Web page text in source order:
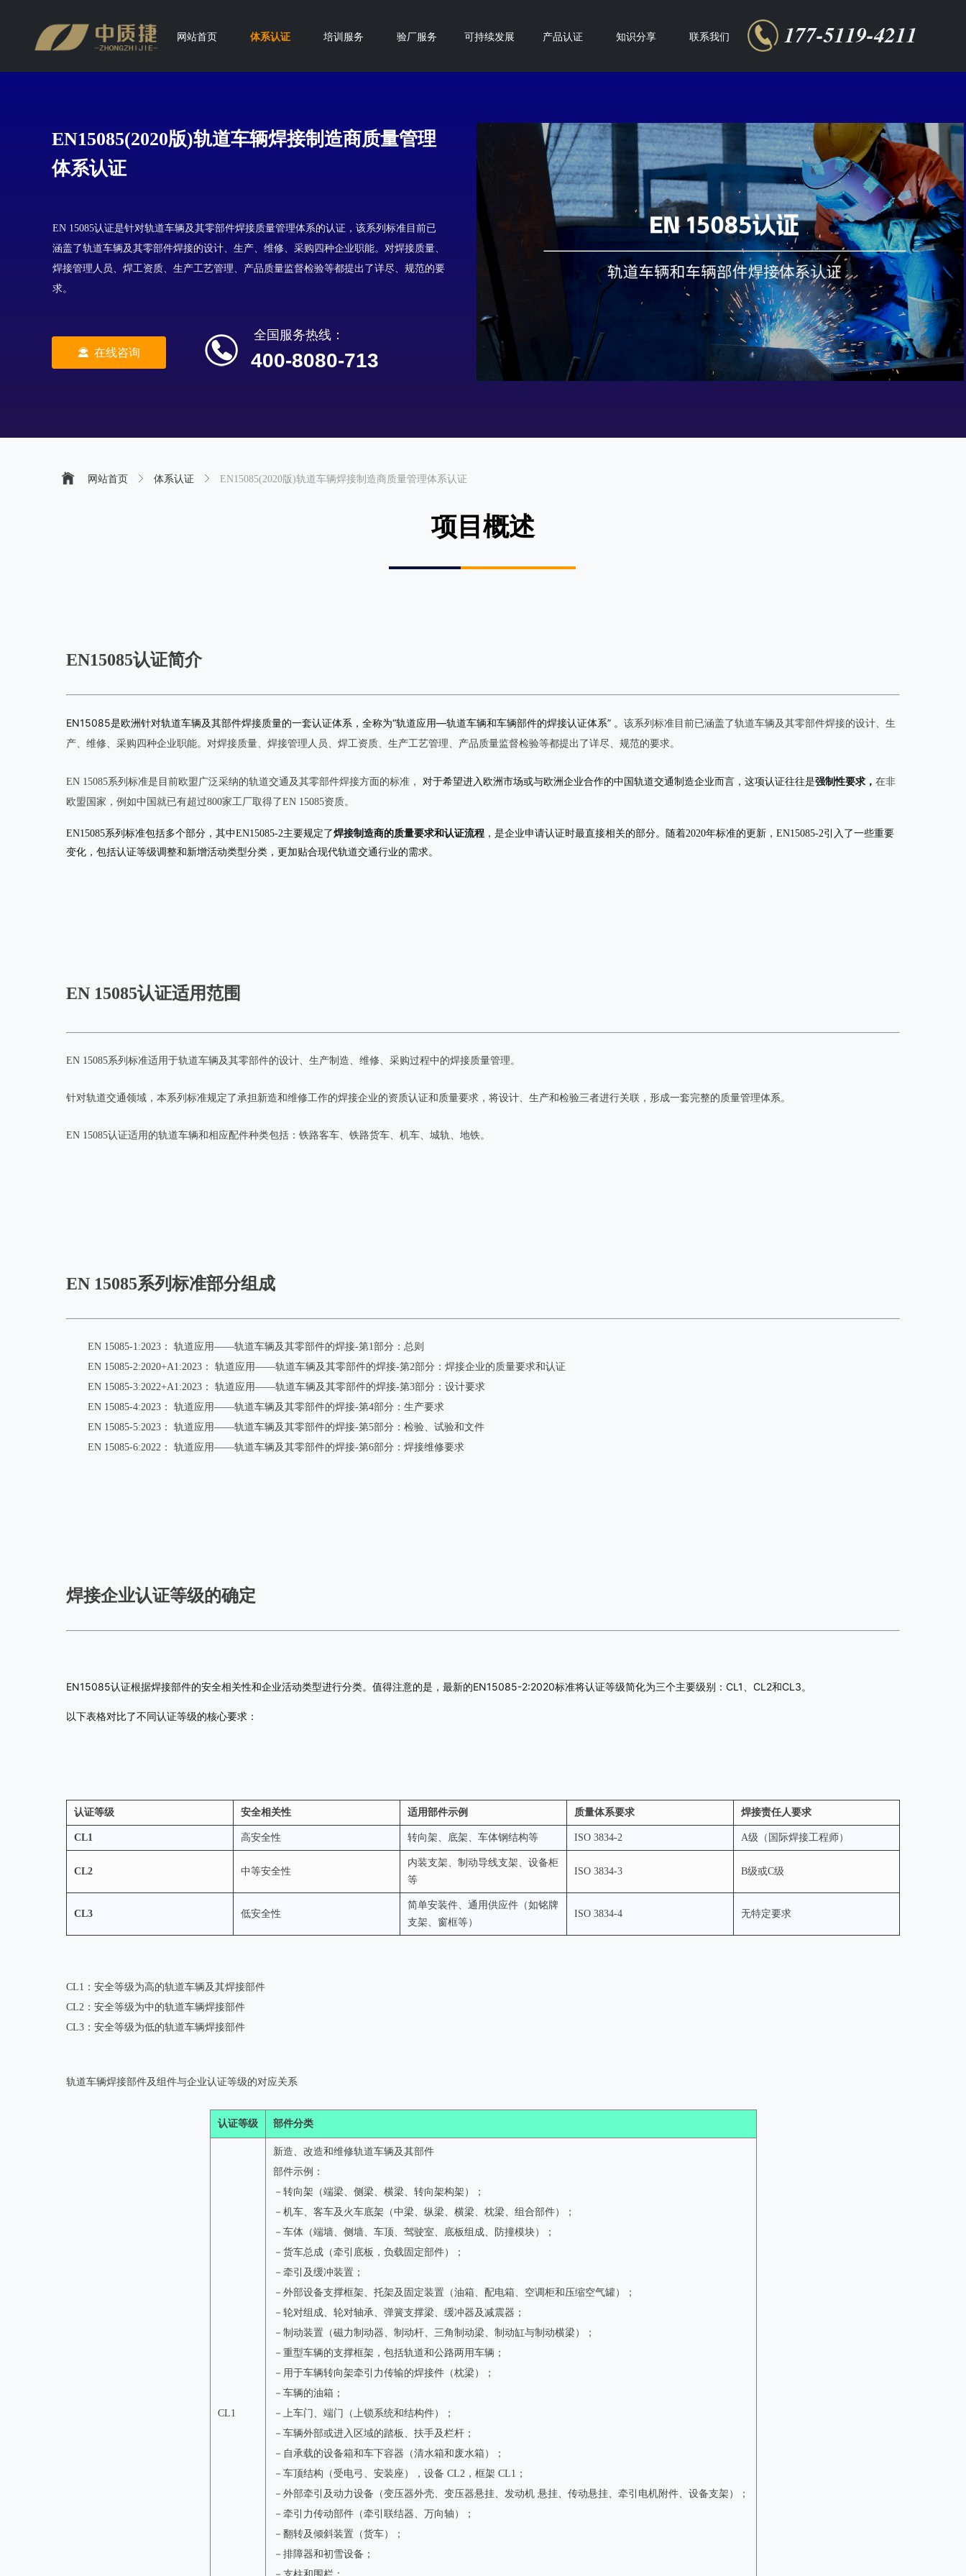
177-5119-4211
网站首页 体系认证 培训服务 验厂服务 可持续发展 产品认证 知识分享 联系我们
网站首页 ꁕ 体系认证 ꁕ EN15085(2020版)轨道车辆焊接制造商质量管理体系认证
EN15085认证简介
EN15085是欧洲针对轨道车辆及其部件焊接质量的一套认证体系，全称为“轨道应用—轨道车辆和车辆部件的焊接认证体系” 。 该系列标准目前已涵盖了轨道车辆及其零部件焊接的设计、生
产、维修、采购四种企业职能。对焊接质量、焊接管理人员、焊工资质、生产工艺管理、产品质量监督检验等都提出了详尽、规范的要求。
EN 15085系列标准是目前欧盟广泛采纳的轨道交通及其零部件焊接方面的标准， 对于希望进入欧洲市场或与欧洲企业合作的中国轨道交通制造企业而言，这项认证往往是强制性要求， 在非
欧盟国家，例如中国就已有超过800家工厂取得了EN 15085资质。
EN15085系列标准包括多个部分，其中EN15085-2主要规定了焊接制造商的质量要求和认证流程 ，是企业申请认证时最直接相关的部分。随着2020年标准的更新，EN15085-2引入了一些重要
变化，包括认证等级调整和新增活动类型分类，更加贴合现代轨道交通行业的需求。
EN 15085认证适用范围
EN 15085系列标准适用于轨道车辆及其零部件的设计、生产制造、维修、采购过程中的焊接质量管理。
针对轨道交通领域，本系列标准规定了承担新造和维修工作的焊接企业的资质认证和质量要求，将设计、生产和检验三者进行关联，形成一套完整的质量管理体系。
EN 15085认证适用的轨道车辆和相应配件种类包括：铁路客车、铁路货车、机车、城轨、地铁。
EN 15085系列标准部分组成
EN 15085-1:2023： 轨道应用——轨道车辆及其零部件的焊接-第1部分：总则
EN 15085-2:2020+A1:2023： 轨道应用——轨道车辆及其零部件的焊接-第2部分：焊接企业的质量要求和认证
EN 15085-3:2022+A1:2023： 轨道应用——轨道车辆及其零部件的焊接-第3部分：设计要求
EN 15085-4:2023： 轨道应用——轨道车辆及其零部件的焊接-第4部分：生产要求
EN 15085-5:2023： 轨道应用——轨道车辆及其零部件的焊接-第5部分：检验、试验和文件
EN 15085-6:2022： 轨道应用——轨道车辆及其零部件的焊接-第6部分：焊接维修要求
焊接企业认证等级的确定
EN15085认证根据焊接部件的安全相关性和企业活动类型进行分类。值得注意的是，最新的EN15085-2:2020标准将认证等级简化为三个主要级别：CL1、CL2和CL3。
以下表格对比了不同认证等级的核心要求：
认证等级 安全相关性 适用部件示例 质量体系要求 焊接责任人要求
CL1 高安全性 转向架、底架、车体钢结构等 ISO 3834-2 A级（国际焊接工程师）
CL2 中等安全性
内装支架、制动导线支架、设备柜
等
ISO 3834-3 B级或C级
CL3 低安全性
简单安装件、通用供应件（如铭牌
支架、窗框等）
ISO 3834-4 无特定要求
CL1：安全等级为高的轨道车辆及其焊接部件
CL2：安全等级为中的轨道车辆焊接部件
CL3：安全等级为低的轨道车辆焊接部件
轨道车辆焊接部件及组件与企业认证等级的对应关系
认证等级 部件分类
CL1
新造、改造和维修轨道车辆及其部件
部件示例：
－转向架（端梁、侧梁、横梁、转向架构架）；
－机车、客车及火车底架（中梁、纵梁、横梁、枕梁、组合部件）；
－车体（端墙、侧墙、车顶、驾驶室、底板组成、防撞模块）；
－货车总成（牵引底板，负载固定部件）；
－牵引及缓冲装置；
－外部设备支撑框架、托架及固定装置（油箱、配电箱、空调柜和压缩空气罐）；
－轮对组成、轮对轴承、弹簧支撑梁、缓冲器及减震器；
－制动装置（磁力制动器、制动杆、三角制动梁、制动缸与制动横梁）；
－重型车辆的支撑框架，包括轨道和公路两用车辆；
－用于车辆转向架牵引力传输的焊接件（枕梁）；
－车辆的油箱；
－上车门、端门（上锁系统和结构件）；
－车辆外部或进入区域的踏板、扶手及栏杆；
－自承载的设备箱和车下容器（清水箱和废水箱）；
－车顶结构（受电弓、安装座），设备 CL2，框架 CL1；
－外部牵引及动力设备（变压器外壳、变压器悬挂、发动机 悬挂、传动悬挂、牵引电机附件、设备支架）；
－牵引力传动部件（牵引联结器、万向轴）；
－翻转及倾斜装置（货车）；
－排障器和初雪设备；
项目概述
EN 15085认证是针对轨道⻋辆及其零部件焊接质量管理体系的认证，该系列标准⽬前已
涵盖了轨道⻋辆及其零部件焊接的设计、⽣产、维修、采购四种企业职能。对焊接质量、
焊接管理⼈员、焊⼯资质、⽣产⼯艺管理、产品质量监督检验等都提出了详尽、规范的要
求。
EN15085(2020版)轨道车辆焊接制造商质量管理
体系认证
끤 在线咨询 400-8080-713
全国服务热线：